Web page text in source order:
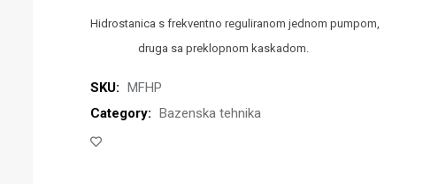
Hidrostanica s frekventno
druga sa preklopnom kaskadom.
SKU: MFHP
Category: Bazenska tehnika